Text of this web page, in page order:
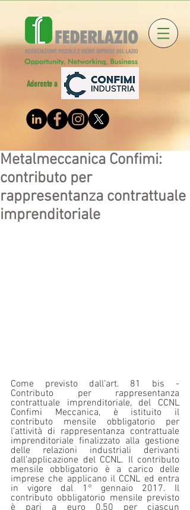
Aderente a
Metalmeccanica Confimi:
contributo per
rappresentanza contrattuale
imprenditoriale
Come previsto dall’art. 81 bis -
Contributo per rappresentanza
contrattuale imprenditoriale, del CCNL
Confimi Meccanica, è istituito il
contributo mensile obbligatorio per
l’attività di rappresentanza contrattuale
imprenditoriale finalizzato alla gestione
delle relazioni industriali derivanti
dall’applicazione del CCNL. Il contributo
mensile obbligatorio è a carico delle
imprese che applicano il CCNL ed entra
in vigore dal 1° gennaio 2017. Il
contributo obbligatorio mensile previsto